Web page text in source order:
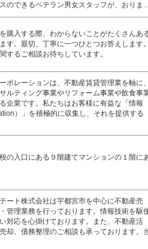
のできるベテラン男女スタッフが、おりま
購入する際、わからないことがたくさんあ
す。親切、丁寧に一つひとつお答えします。
するご相談お待ちしています。
ポレーションは、不動産賃貸管理業を軸に、
ルティング事業やリフォーム事業や飲食事
企業です。私たちはお客様に有益な「情報
）」を積極的に収集し、それを提供する
の入口にある９階建てマンションの１階に
テート株式会社は宇都宮市を中心に不動産売
管理業務を行っております。情報技術を駆
対応を心掛けております。また、不動産活
却、債務整理のご相談も承っております。